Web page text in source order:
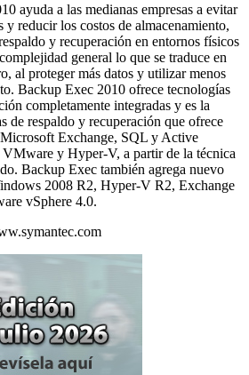
ayuda a las medianas empresas a evitar
reducir los costos de almacenamiento,
y recuperación en entornos físicos
general lo que se traduce en
al proteger más datos y utilizar menos
Backup Exec 2010 ofrece tecnologías
completamente integradas y es la
de respaldo y recuperación que ofrece
Exchange, SQL y Active
y Hyper-V, a partir de la técnica
Backup Exec también agrega nuevo
2008 R2, Hyper-V R2, Exchange
vSphere 4.0.